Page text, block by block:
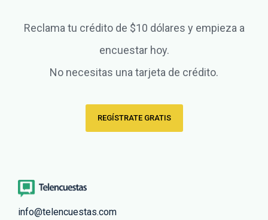
Reclama tu crédito de $10 dólares y empieza a
encuestar hoy.
No necesitas una tarjeta de crédito.
REGÍSTRATE GRATIS
info@telencuestas.com